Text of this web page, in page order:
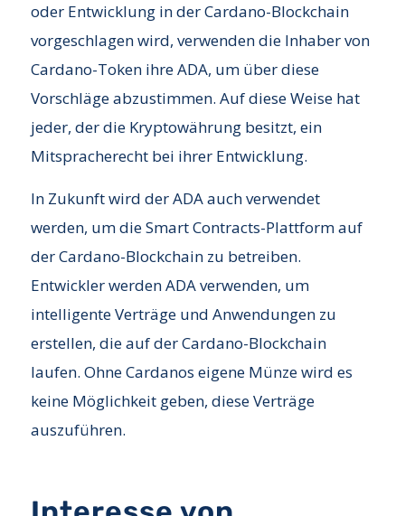
oder Entwicklung in der Cardano-Blockchain
vorgeschlagen wird, verwenden die Inhaber von
Cardano-Token ihre ADA, um über diese
Vorschläge abzustimmen. Auf diese Weise hat
jeder, der die Kryptowährung besitzt, ein
Mitspracherecht bei ihrer Entwicklung.
In Zukunft wird der ADA auch verwendet
werden, um die Smart Contracts-Plattform auf
der Cardano-Blockchain zu betreiben.
Entwickler werden ADA verwenden, um
intelligente Verträge und Anwendungen zu
erstellen, die auf der Cardano-Blockchain
laufen. Ohne Cardanos eigene Münze wird es
keine Möglichkeit geben, diese Verträge
auszuführen.